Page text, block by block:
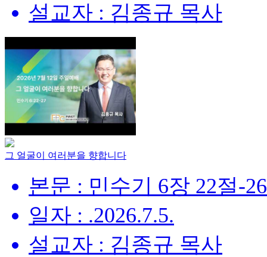
설교자 : 김종규 목사
그 얼굴이 여러분을 향합니다
본문 : 민수기 6장 22절-
일자 : .2026.7.5.
설교자 : 김종규 목사